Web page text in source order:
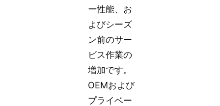
ー性能、お
よびシーズ
ン前のサー
ビス作業の
増加です。
OEMおよび
プライベー